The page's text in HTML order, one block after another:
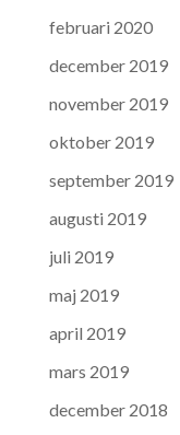
februari 2020
december 2019
november 2019
oktober 2019
september 2019
augusti 2019
juli 2019
maj 2019
april 2019
mars 2019
december 2018